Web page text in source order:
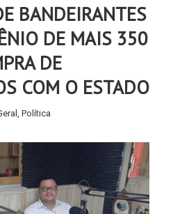
BANDEIRANTES
DE MAIS 350
DE
COM O ESTADO
, Política